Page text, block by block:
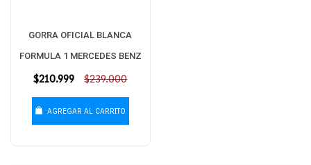
GORRA OFICIAL BLANCA
FORMULA 1 MERCEDES BENZ
Precio
$210.999 $239.000
AGREGAR AL CARRITO